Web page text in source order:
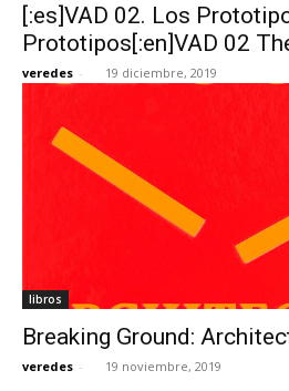
[:es]VAD 02. Los
Prototipos[:en]VAD 02
veredes - 19 diciembre, 2019
libros
Breaking Ground:
veredes - 19 noviembre, 2019